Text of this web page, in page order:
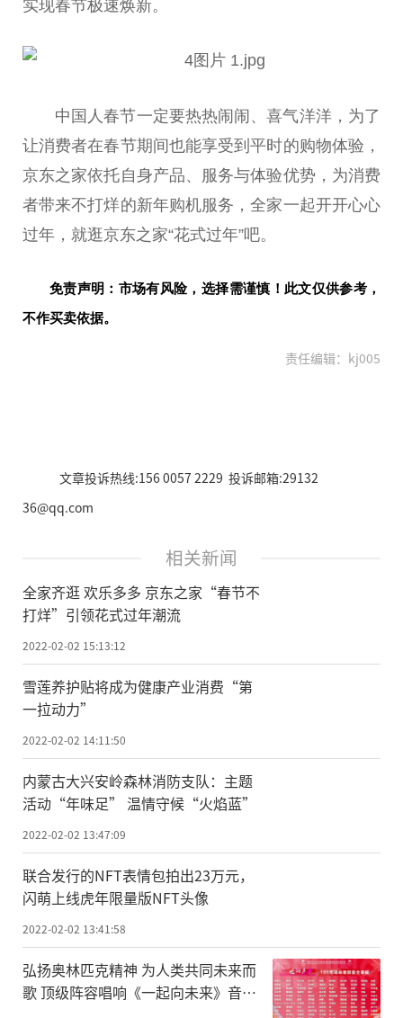
实现春节极速焕新。
中国人春节一定要热热闹闹、喜气洋洋，为了
让消费者在春节期间也能享受到平时的购物体验，
京东之家依托自身产品、服务与体验优势，为消费
者带来不打烊的新年购机服务，全家一起开开心心
过年，就逛京东之家“花式过年”吧。
免责声明：市场有风险，选择需谨慎！此文仅供参考，
不作买卖依据。
责任编辑：kj005
文章投诉热线:156 0057 2229 投诉邮箱:29132
36@qq.com
相关新闻
全家齐逛 欢乐多多 京东之家“春节不
打烊”引领花式过年潮流
2022-02-02 15:13:12
雪莲养护贴将成为健康产业消费“第
一拉动力”
2022-02-02 14:11:50
内蒙古大兴安岭森林消防支队：主题
活动“年味足” 温情守候“火焰蓝”
2022-02-02 13:47:09
联合发行的NFT表情包拍出23万元，
闪萌上线虎年限量版NFT头像
2022-02-02 13:41:58
弘扬奥林匹克精神 为人类共同未来而
歌 顶级阵容唱响《一起向未来》音乐